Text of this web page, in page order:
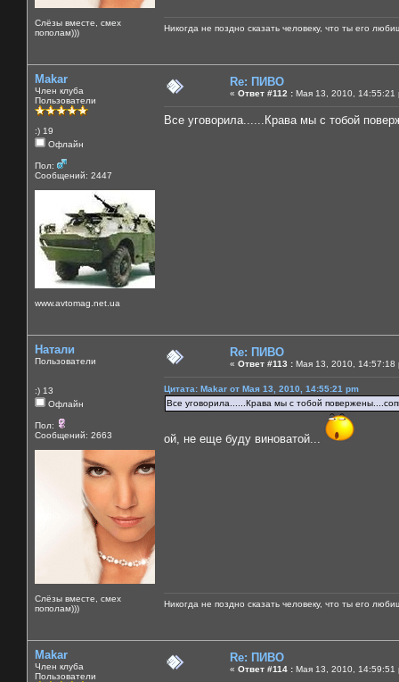
Слёзы вместе, смех
пополам)))
Никогда не поздно сказать человеку, что ты его
Makar
Член клуба
Пользователи
:) 19
Офлайн
Пол:
Сообщений: 2447
www.avtomag.net.ua
Re: ПИВО
« Ответ #112 : Мая 13, 2010, 14:55:21
Все уговорила......Крава мы с тобой
Натали
Пользователи
:) 13
Офлайн
Пол:
Сообщений: 2663
Слёзы вместе, смех
пополам)))
Re: ПИВО
« Ответ #113 : Мая 13, 2010, 14:57:18
Цитата: Makar от Мая 13, 2010, 14:55:21 pm
Все уговорила......Крава мы с тобой
ой, не еще буду виноватой...
Никогда не поздно сказать человеку, что ты его
Makar
Член клуба
Пользователи
Re: ПИВО
« Ответ #114 : Мая 13, 2010, 14:59:51